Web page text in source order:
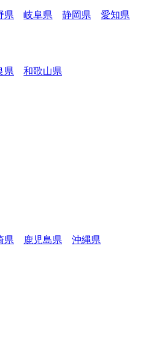
県 岐阜県 静岡県 愛知県
県 和歌山県
県 鹿児島県
沖縄県